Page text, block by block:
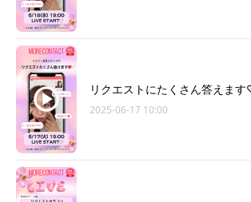
リクエストにたくさん答えま
2025-06-17 10:00